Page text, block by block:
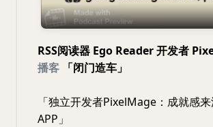
RSS阅读器 Ego Reader 开发者
播客 「闭门造车」
「独立开发者PixelMage：成就感
APP」